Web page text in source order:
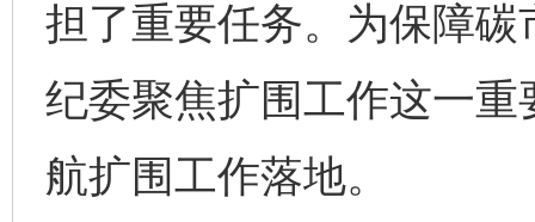
担了重要任务。为保障
纪委聚焦扩围工作这一
航扩围工作落地。